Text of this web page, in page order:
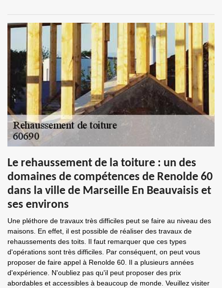
Le rehaussement de la toiture : un des
domaines de compétences de Renolde 60
dans la ville de Marseille En Beauvaisis et
ses environs
Une pléthore de travaux très difficiles peut se faire au niveau des
maisons. En effet, il est possible de réaliser des travaux de
rehaussements des toits. Il faut remarquer que ces types
d'opérations sont très difficiles. Par conséquent, on peut vous
proposer de faire appel à Renolde 60. Il a plusieurs années
d'expérience. N'oubliez pas qu'il peut proposer des prix
abordables et accessibles à beaucoup de monde. Veuillez visiter